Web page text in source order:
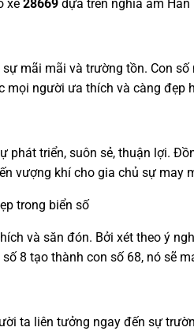
xe 28669 dựa trên nghĩa âm Hán
mãi mãi và trường tồn. Con
người ưa thích và càng đẹp
phát triển, suôn sẻ, thuận lợi.
vượng khí cho gia chủ sự may
trong biển số
và săn đón. Bởi xét theo ý
8 tạo thành con số 68, nó sẽ
ta liên tưởng ngay đến sự